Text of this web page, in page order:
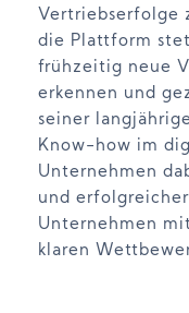
Vertriebserfolge
die Plattform
frühzeitig neue
erkennen und
seiner
Know-how im
Unternehmen
und
Unternehmen
klaren